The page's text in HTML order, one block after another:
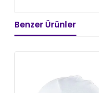
Benzer Ürünler